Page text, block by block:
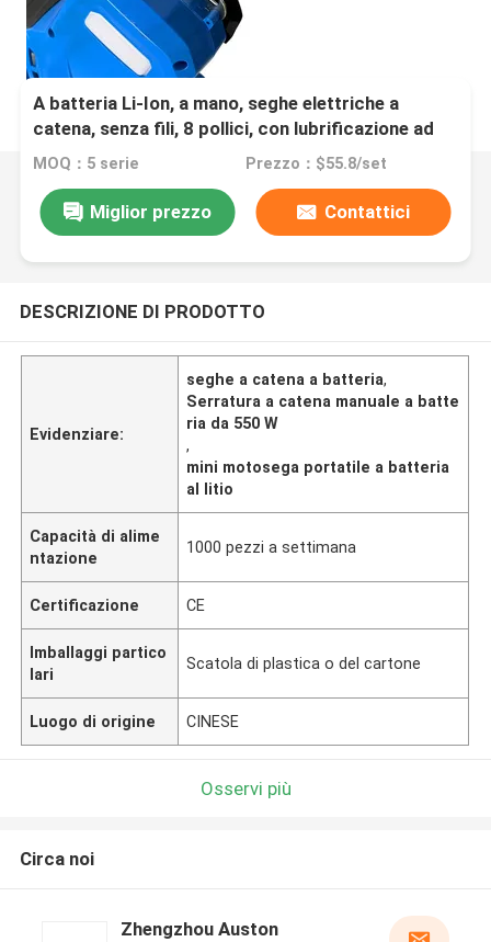
A batteria Li-Ion, a mano, seghe elettriche a
catena, senza fili, 8 pollici, con lubrificazione ad
olio.
MOQ：5 serie Prezzo：$55.8/set
Miglior prezzo Contattici
DESCRIZIONE DI PRODOTTO
Evidenziare:
seghe a catena a batteria,
Serratura a catena manuale a batte
ria da 550 W
,
mini motosega portatile a batteria
al litio
Capacità di alime
ntazione
1000 pezzi a settimana
Certificazione CE
Imballaggi partico
lari
Scatola di plastica o del cartone
Luogo di origine CINESE
Osservi più
Circa noi
Zhengzhou Auston